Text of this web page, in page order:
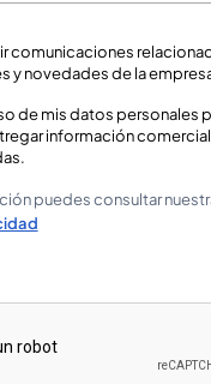
comunicaciones
y novedades de la
de mis datos personales
información comercial
puedes consultar